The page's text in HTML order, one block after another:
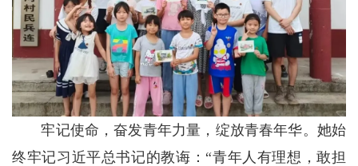
牢记使命，奋发青年力量，绽放青春年华。她始
终牢记习近平总书记的教诲：“青年人有理想，敢担